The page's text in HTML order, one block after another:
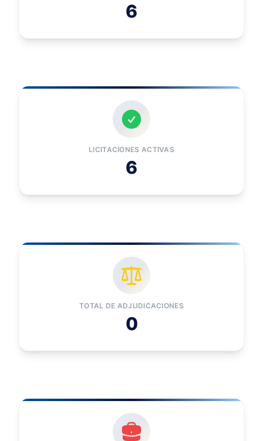
6
LICITACIONES ACTIVAS
6
TOTAL DE ADJUDICACIONES
0